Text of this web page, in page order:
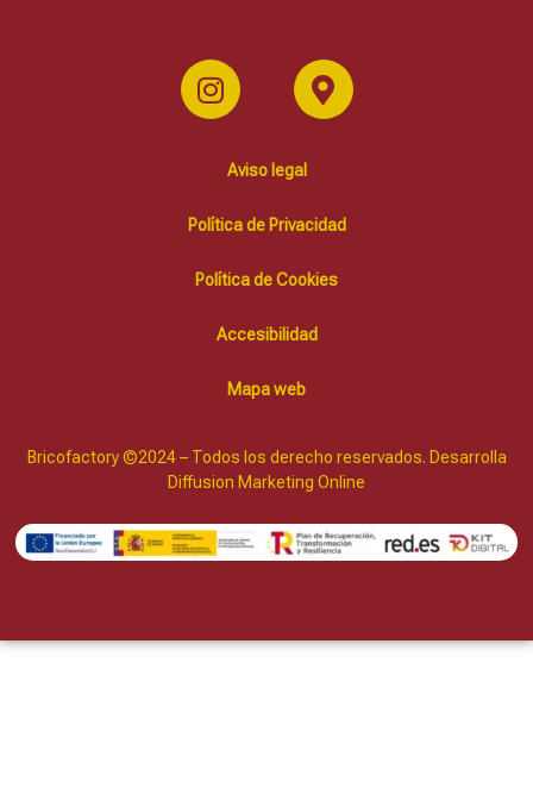
Aviso legal
Política de Privacidad
Política de Cookies
Accesibilidad
Mapa web
Bricofactory ©2024 – Todos los derecho reservados. Desarrolla
Diffusion Marketing Online